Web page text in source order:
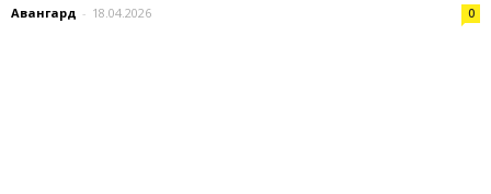
Авангард - 18.04.2026 0